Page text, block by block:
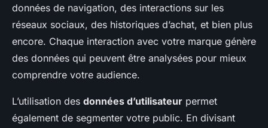
données de navigation, des interactions sur les
réseaux sociaux, des historiques d’achat, et bien plus
encore. Chaque interaction avec votre marque génère
des données qui peuvent être analysées pour mieux
comprendre votre audience.
L’utilisation des données d’utilisateur permet
également de segmenter votre public. En divisant